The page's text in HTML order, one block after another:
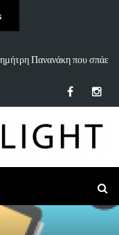
Πανανάκη που σπάει